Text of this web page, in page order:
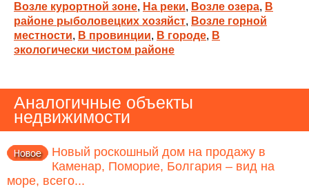
Возле курортной зоне, На реки, Возле озера, В
районе рыболовецких хозяйст, Возле горной
местности, В провинции, В городе, В
экологически чистом районе
Аналогичные объекты
недвижимости
Новый роскошный дом на продажу в
Каменар, Поморие, Болгария – вид на
море, всего...